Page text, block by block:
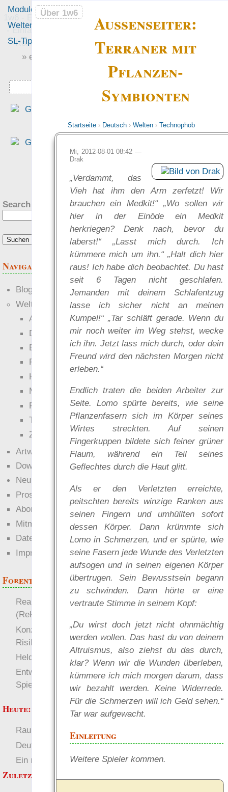
1w6 - Ein Würfel System
- Einfach saubere, freie
Rollenspiel-Regeln
Außenseiter:
Terraner mit
Pflanzen-
Symbionten
Startseite› Deutsch› Welten› Technophob
Mi, 2012-08-01 08:42 —
Drak
„Verdammt, das
Vieh hat ihm den Arm zerfetzt! Wir
brauchen ein Medkit!“ „Wo sollen wir
hier in der Einöde ein Medkit
herkriegen? Denk nach, bevor du
laberst!“ „Lasst mich durch. Ich
kümmere mich um ihn.“ „Halt dich hier
raus! Ich habe dich beobachtet. Du hast
seit 6 Tagen nicht geschlafen.
Jemanden mit deinem Schlafentzug
lasse ich sicher nicht an meinen
Kumpel!“ „Tar schläft gerade. Wenn du
mir noch weiter im Weg stehst, wecke
ich ihn. Jetzt lass mich durch, oder dein
Freund wird den nächsten Morgen nicht
erleben.“
Endlich traten die beiden Arbeiter zur
Seite. Lomo spürte bereits, wie seine
Pflanzenfasern sich im Körper seines
Wirtes streckten. Auf seinen
Fingerkuppen bildete sich feiner grüner
Flaum, während ein Teil seines
Geflechtes durch die Haut glitt.
Als er den Verletzten erreichte,
peitschten bereits winzige Ranken aus
seinen Fingern und umhüllten sofort
dessen Körper. Dann krümmte sich
Lomo in Schmerzen, und er spürte, wie
seine Fasern jede Wunde des Verletzten
aufsogen und in seinen eigenen Körper
übertrugen. Sein Bewusstsein begann
zu schwinden. Dann hörte er eine
vertraute Stimme in seinem Kopf:
„Du wirst doch jetzt nicht ohnmächtig
werden wollen. Das hast du von deinem
Altruismus, also ziehst du das durch,
klar? Wenn wir die Wunden überleben,
kümmere ich mich morgen darum, dass
wir bezahlt werden. Keine Widerrede.
Für die Schmerzen will ich Geld sehen.“
Tar war aufgewacht.
Einleitung
Weitere Spieler kommen.
Über 1w6
Module
Welten
Foren
SL-Tipps
Mitmachen
» einfach saubere «
Über 1w6
Search this site:
Navigation
Blogs
Welten
Ante Portas
Die neuen Lande
EWS-X
Freihändler
Hinter der Welt
Magie
RaumZeit
Technophob
Zettel-RPG
Artwork
Downloads
Neuigkeiten
Prosa
Abonnieren
Mitmachen
Datenschutz
Impressum
Forenthemen
Realistische Kämpfe
(ReKa)
Konzept für Schwächen:
Risiko
Heldendokument
Entwicklung von
Spielwelten
more
Heute:
RaumZeit
Welten
Deutsch
Ein neuer Anfang
Zuletzt angezeigt:
gelun­ge­nes Sys­tem, wenn
darum geht, mit
Regeln eine
— Tim Charzinski in
was Leute sagen…